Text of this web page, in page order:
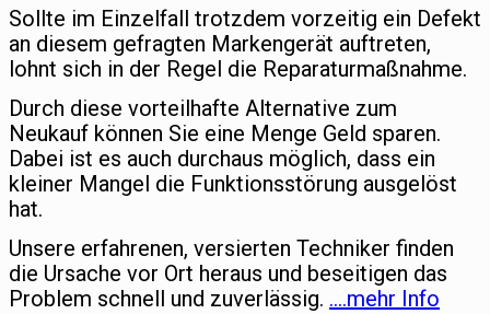
Sollte im Einzelfall trotzdem vorzeitig ein Defekt
an diesem gefragten Markengerät auftreten,
lohnt sich in der Regel die Reparaturmaßnahme.
Durch diese vorteilhafte Alternative zum
Neukauf können Sie eine Menge Geld sparen.
Dabei ist es auch durchaus möglich, dass ein
kleiner Mangel die Funktionsstörung ausgelöst
hat.
Unsere erfahrenen, versierten Techniker finden
die Ursache vor Ort heraus und beseitigen das
Problem schnell und zuverlässig. ….mehr Info